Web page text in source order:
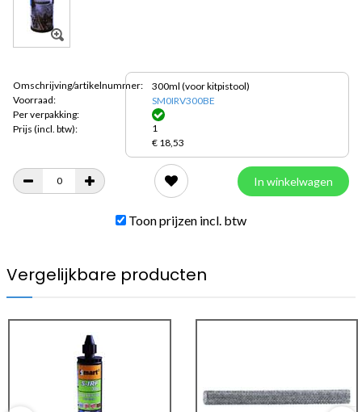
Omschrijving/artikelnummer:
Voorraad:
Per verpakking:
Prijs (incl. btw):
300ml (voor kitpistool)
SM0IRV300BE
1
€ 18,53
In winkelwagen
Toon prijzen incl. btw
Vergelijkbare producten